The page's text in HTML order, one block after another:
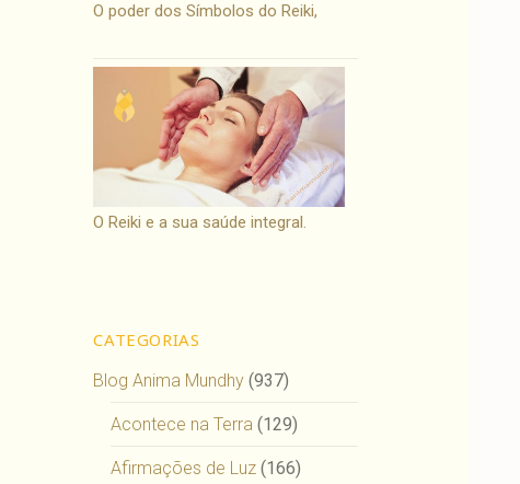
O poder dos Símbolos do Reiki,
O Reiki e a sua saúde integral.
CATEGORIAS
Blog Anima Mundhy (937)
Acontece na Terra (129)
Afirmações de Luz (166)